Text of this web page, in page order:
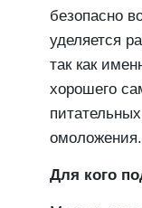
безопасно
уделяется
так как
хорошего
омоложения.
Для кого